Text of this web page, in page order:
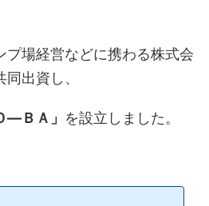
プ場経営などに携わる株式会
出資し、
―ＢＡ」 を設立しました。